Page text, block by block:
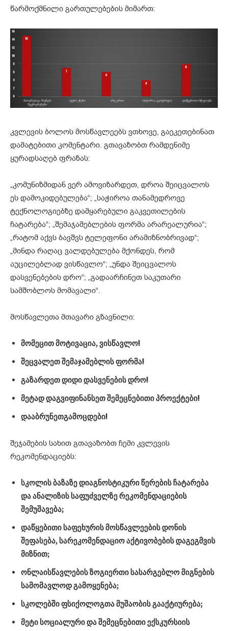
წარმოქმნილი გართულებების მიმართ:
კვლევის ბოლოს მოსწავლეებს ვთხოვე, გაეკეთებინათ
დამატებითი კომენტარი. გთავაზობთ რამდენიმე
ყურადსაღებ ფრაზას:
„კომუნიზმიდან ვერ ამოვიზარდეთ, დროა შეიცვალოს
ეს დამოკიდებულება“; „საჭიროა თანამედროვე
ტექნოლოგიებზე დამყარებული გაკვეთილების
ჩატარება“; „შემაჯამებლების ფორმა არარეალურია“;
„რატომ აქვს ბავშვს ტელეფონი არამიზნობრივად“;
„მინდა რაღაც ვალდებულება მქონდეს, რომ
აუცილებლად ვისწავლო“; „უნდა შეიცვალოს
დასვენებების დრო“; „გადაარჩინეთ საკუთარი
სამშობლოს მომავალი“.
მოსწავლეთა მთავარი გზავნილი:
მომეცითმოტივაცია,ვისწავლო!
შეცვალეთშემაჯამებლისფორმა!
გაზარდეთდიდიდასვენებისდრო!
მეტადდაგვიფინანსეთშემეცნებითიპროექტები!
დააბრუნეთგამოცდები!
შეჯამების სახით გთავაზობთ ჩემი კვლევის
რეკომენდაციებს:
სკოლისბაზაზედიაგნოსტიკური წერების ჩატარება
დაანალიზის საფუძველზერეკომენდაციების
შემუშავება;
დაწყებითი საფეხურისმოსწავლეებისდონის
შეფასება, სარეკომენდაციოაქტივობებისდაგეგმვის
მიზნით;
ონლაისწავლებისზოგიერთი სასარგებლომიგნების
სამომავლოდგამოყენება;
სკოლებშიფსიქოლოგთამუშაობისგააქტიურება;
მეტი სოციალურიდაშემეცნებითიექსკურსიის